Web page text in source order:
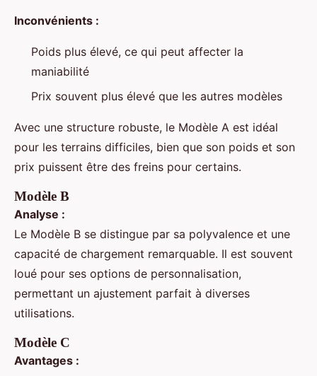
Inconvénients :
Poids plus élevé, ce qui peut affecter la
maniabilité
Prix souvent plus élevé que les autres modèles
Avec une structure robuste, le Modèle A est idéal
pour les terrains difficiles, bien que son poids et son
prix puissent être des freins pour certains.
Modèle B
Analyse :
Le Modèle B se distingue par sa polyvalence et une
capacité de chargement remarquable. Il est souvent
loué pour ses options de personnalisation,
permettant un ajustement parfait à diverses
utilisations.
Modèle C
Avantages :